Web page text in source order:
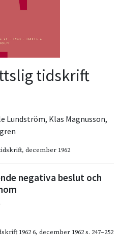
tidskrift
Lundström, Klas Magnusson,
, december 1962
negativa beslut och
1962 6, december 1962s. 247–252